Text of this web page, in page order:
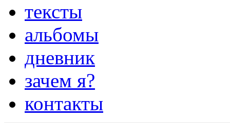
тексты
альбомы
дневник
зачем я?
контакты